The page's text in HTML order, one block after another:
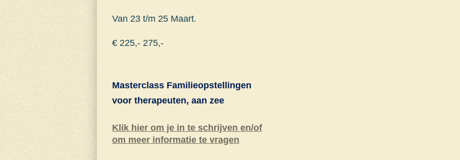
Van 23 t/m 25 Maart.
€ 225,- 275,-
Masterclass Familieopstellingen
voor therapeuten, aan zee
Klik hier om je in te schrijven en/of
om meer informatie te vragen